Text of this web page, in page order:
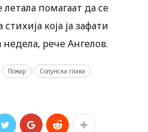
помагаат да се
која ја зафати
рече Ангелов.
Пожар Солунска глава